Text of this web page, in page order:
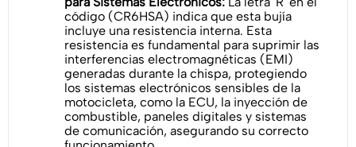
código (CR6HSA) indica que esta bujía
incluye una resistencia interna. Esta
resistencia es fundamental para suprimir las
interferencias electromagnéticas (EMI)
generadas durante la chispa, protegiendo
los sistemas electrónicos sensibles de la
motocicleta, como la ECU, la inyección de
combustible, paneles digitales y sistemas
de comunicación, asegurando su correcto